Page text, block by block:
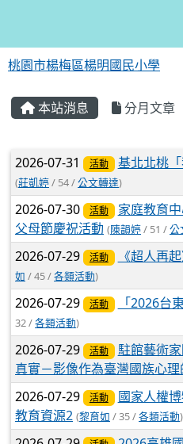
桃園市楊梅區楊明國民小學
本站消息 分月文章
文章列表
2026-07-31 活動 基北北桃
(莊凱婷/ 54 /公文轉達)
2026-07-30 活動
家庭教育
父母節慶祝活動 (陳韻婷/ 51 /公
2026-07-29 活動 《超人再
如 / 45 /各類活動)
2026-07-29 活動 「2026台
32 /各類活動)
2026-07-29 活動
駐館藝術
真實－影像作為臺灣國族心理
2026-07-29 活動
國家人權
教育資源2 (黎育如 / 35 /各類活動)